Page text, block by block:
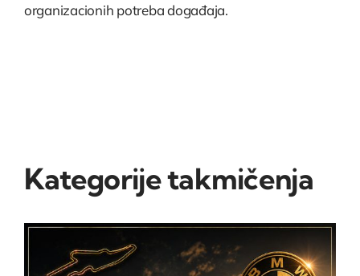
organizacionih potreba događaja.
Kategorije takmičenja